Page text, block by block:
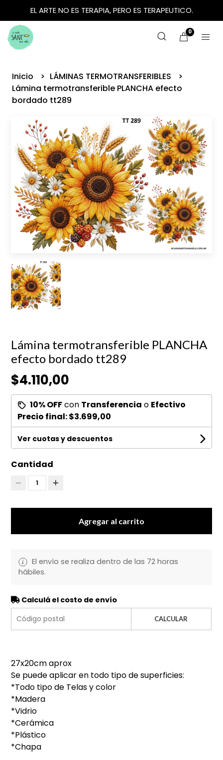
EL ARTE NO ES TERAPIA, PERO ES TERAPEUTICO.
0
Inicio
LÁMINAS TERMOTRANSFERIBLES
Lámina termotransferible PLANCHA efecto
bordado tt289
Lámina termotransferible PLANCHA
efecto bordado tt289
$4.110,00
10% OFFcon Transferencia o Efectivo
Precio final:$3.699,00
Ver cuotas y descuentos
Cantidad
1
Agregar al carrito
El envío se realiza dentro de las 72 horas
hábiles.
Calculá el costo de envío
CALCULAR
27x20cm aprox
Se puede aplicar en todo tipo de superficies:
*Todo tipo de Telas y color
*Madera
*Vidrio
*Cerámica
*Plástico
*Chapa